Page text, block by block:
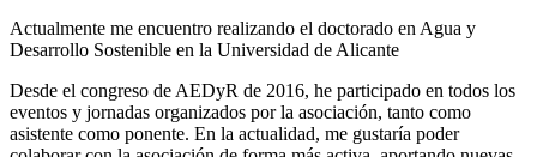
Actualmente me encuentro realizando el doctorado en Agua y
Desarrollo Sostenible en la Universidad de Alicante
Desde el congreso de AEDyR de 2016, he participado en todos los
eventos y jornadas organizados por la asociación, tanto como
asistente como ponente. En la actualidad, me gustaría poder